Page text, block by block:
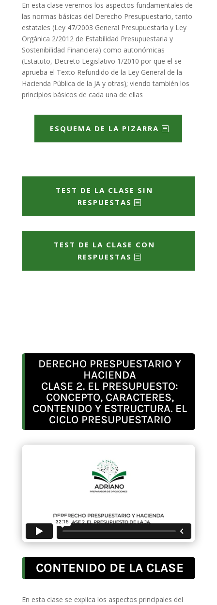
En esta clase veremos los aspectos fundamentales de
las normas básicas del Derecho Presupuestario, tanto
estatales (Ley 47/2003 General Presupuestaria y Ley
Orgánica 2/2012 de Estabilidad Presupuestaria y
Sostenibilidad Financiera) como autonómicas
(Estatuto, Decreto Legislativo 1/2010 por que el se
aprueba el Texto Refundido de la Ley General de la
Hacienda Pública de la JA y otras); viendo también los
principios básicos de cada una de ellas
ESQUEMA DE LA PIZARRA
TEST DE LA CLASE SIN
RESPUESTAS
TEST DE LA CLASE CON
RESPUESTAS
DERECHO PRESPUESTARIO Y
HACIENDA
CLASE 2. EL PRESUPUESTO:
CONCEPTO, CARACTERES,
CONTENIDO Y ESTRUCTURA. EL
CICLO PRESUPUESTARIO
CONTENIDO DE LA CLASE
En esta clase se explica los aspectos principales del